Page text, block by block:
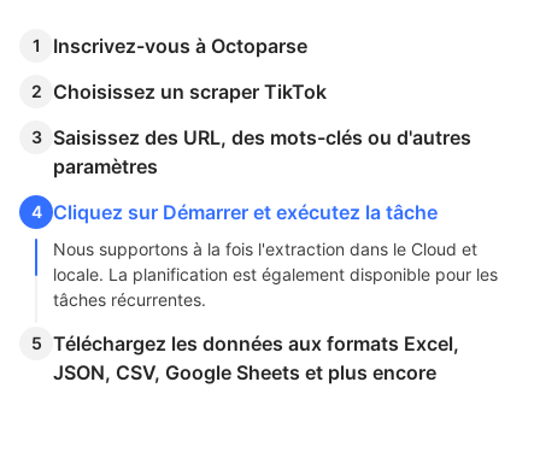
1 Inscrivez-vous à Octoparse
2 Choisissez un scraper TikTok
3
Saisissez des URL, des mots-clés ou d'autres
paramètres
4 Cliquez sur Démarrer et exécutez la tâche
Nous supportons à la fois l'extraction dans le Cloud et
locale. La planification est également disponible pour les
tâches récurrentes.
5 Téléchargez les données aux formats Excel,
JSON, CSV, Google Sheets et plus encore